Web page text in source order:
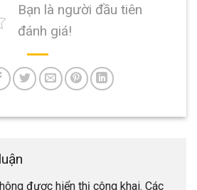
Bạn là người đầu tiên
đánh giá!
được hiển thị công khai. Các